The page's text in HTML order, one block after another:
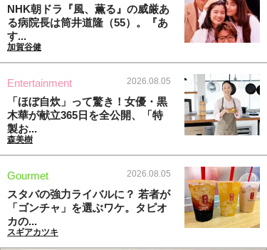
NHK朝ドラ『風、薫る』の威厳あ
る病院長は筒井道隆（55）。『あ
す...
加賀谷健
Entertainment 2026.08.05
「ほぼ自炊」って驚き！女優・黒
木華が献立365日を全公開、「特
製お...
森美樹
Gourmet 2026.08.05
スタバの強力ライバルに？ 若者が
「ゴンチャ」を選ぶワケ。タピオ
カの...
スギアカツキ